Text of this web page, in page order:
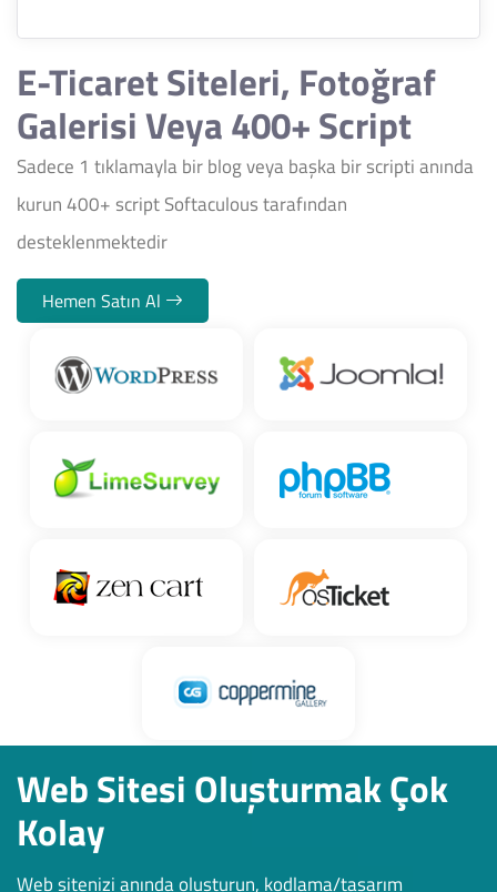
E-Ticaret Siteleri, Fotoğraf
Galerisi Veya 400+ Script
Sadece 1 tıklamayla bir blog veya başka bir scripti anında
kurun 400+ script Softaculous tarafından
desteklenmektedir
Hemen Satın Al
Web Sitesi Oluşturmak Çok
Kolay
Web sitenizi anında oluşturun, kodlama/tasarım